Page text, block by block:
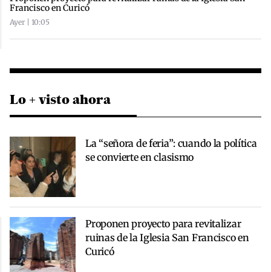
Francisco en Curicó
Ayer | 10:05
Lo + visto ahora
La “señora de feria”: cuando la política
se convierte en clasismo
Proponen proyecto para revitalizar
ruinas de la Iglesia San Francisco en
Curicó